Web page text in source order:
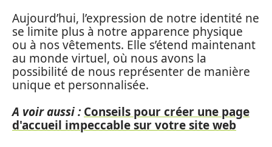
Aujourd’hui, l’expression de notre identité ne
se limite plus à notre apparence physique
ou à nos vêtements. Elle s’étend maintenant
au monde virtuel, où nous avons la
possibilité de nous représenter de manière
unique et personnalisée.
A voir aussi : Conseils pour créer une page
d'accueil impeccable sur votre site web